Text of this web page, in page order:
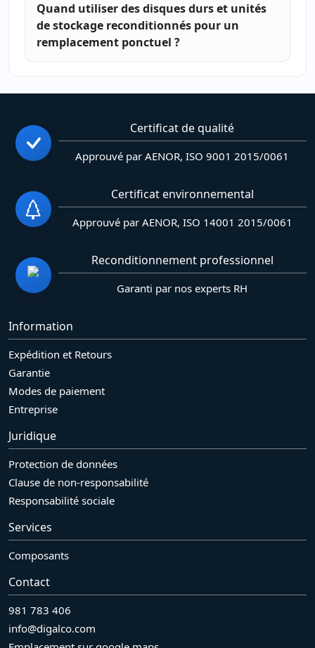
Quand utiliser des disques durs et unités
de stockage reconditionnés pour un
remplacement ponctuel ?
Certificat de qualité
Approuvé par AENOR, ISO 9001 2015/0061
Certificat environnemental
Approuvé par AENOR, ISO 14001 2015/0061
Reconditionnement professionnel
Garanti par nos experts RH
Information
Expédition et Retours
Garantie
Modes de paiement
Entreprise
Juridique
Protection de données
Clause de non-responsabilité
Responsabilité sociale
Services
Composants
Contact
981 783 406
info@digalco.com